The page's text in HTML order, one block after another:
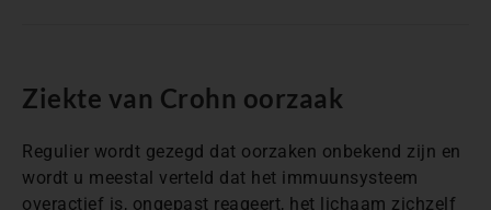
Ziekte van Crohn oorzaak
Regulier wordt gezegd dat oorzaken onbekend zijn en
wordt u meestal verteld dat het immuunsysteem
overactief is, ongepast reageert, het lichaam zichzelf